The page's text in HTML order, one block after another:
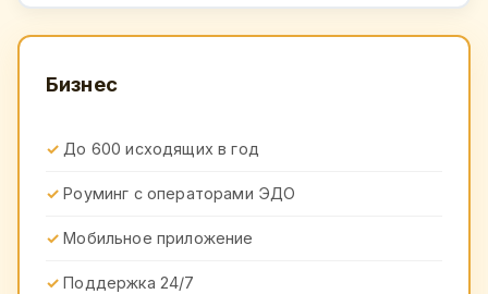
Бизнес
До 600 исходящих в год
Роуминг с операторами ЭДО
Мобильное приложение
Поддержка 24/7